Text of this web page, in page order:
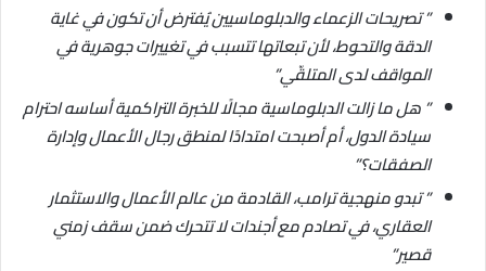
” تصريحات الزعماء والدبلوماسيين يُفترض أن تكون في غاية
الدقة والتحوط، لأن تبعاتها تتسبب في تغييرات جوهرية في
المواقف لدى المتلقّي”
” هل ما زالت الدبلوماسية مجالًا للخبرة التراكمية أساسه احترام
سيادة الدول، أم أصبحت امتدادًا لمنطق رجال الأعمال وإدارة
الصفقات؟”
” تبدو منهجية ترامب، القادمة من عالم الأعمال والاستثمار
العقاري، في تصادم مع أجندات لا تتحرك ضمن سقف زمني
قصير”